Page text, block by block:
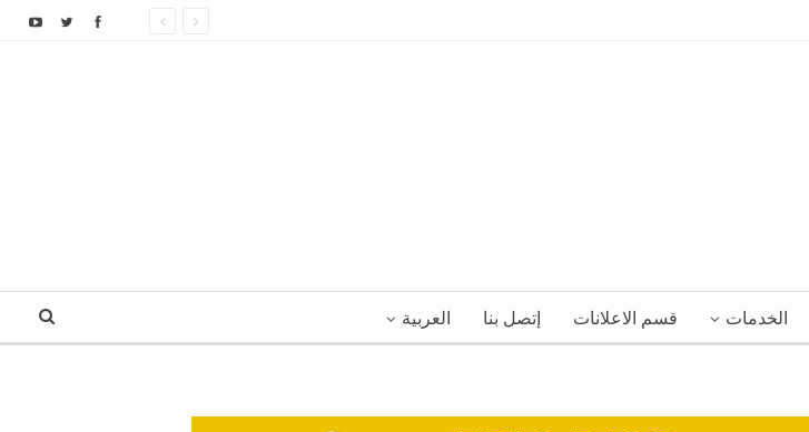
الخدمات قسم الاعلانات إتصل بنا العربية